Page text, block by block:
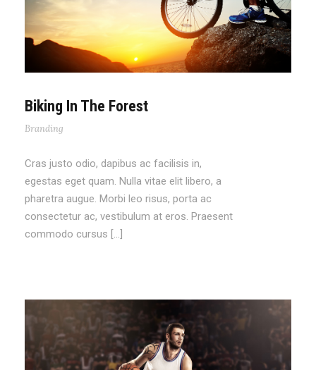
Biking In The Forest
Branding
Cras justo odio, dapibus ac facilisis in,
egestas eget quam. Nulla vitae elit libero, a
pharetra augue. Morbi leo risus, porta ac
consectetur ac, vestibulum at eros. Praesent
commodo cursus […]